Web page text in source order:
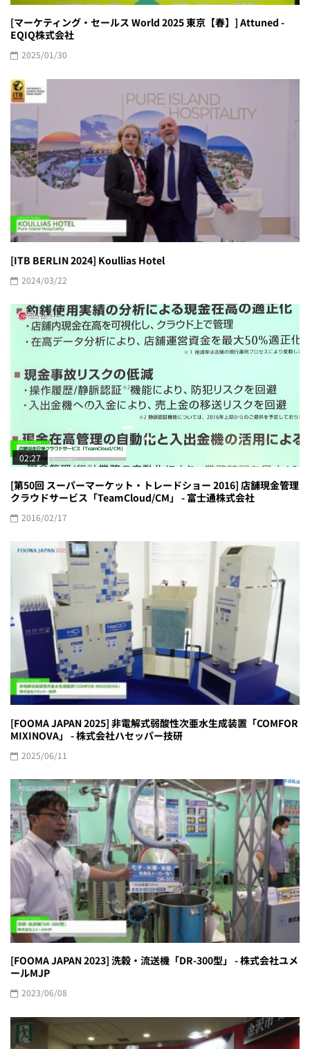
[マーケティング・セールス World 2025 東京【春】] Attuned -
EQIQ株式会社
2025/01/30
[ITB BERLIN 2024] Koullias Hotel
2024/03/22
02:27
[第50回 スーパーマーケット・トレードショー 2016] 店舗現金管理
クラウドサービス「TeamCloud/CM」 - 富士通株式会社
2016/02/17
[FOOMA JAPAN 2025] 非電解式弱酸性次亜水生成装置「COMFOR
MIXINOVA」 - 株式会社ハセッパー技研
2025/06/11
[FOOMA JAPAN 2023] 洗穀・流送機「DR-300型」 - 株式会社ユメ
ールMJP
2023/06/08